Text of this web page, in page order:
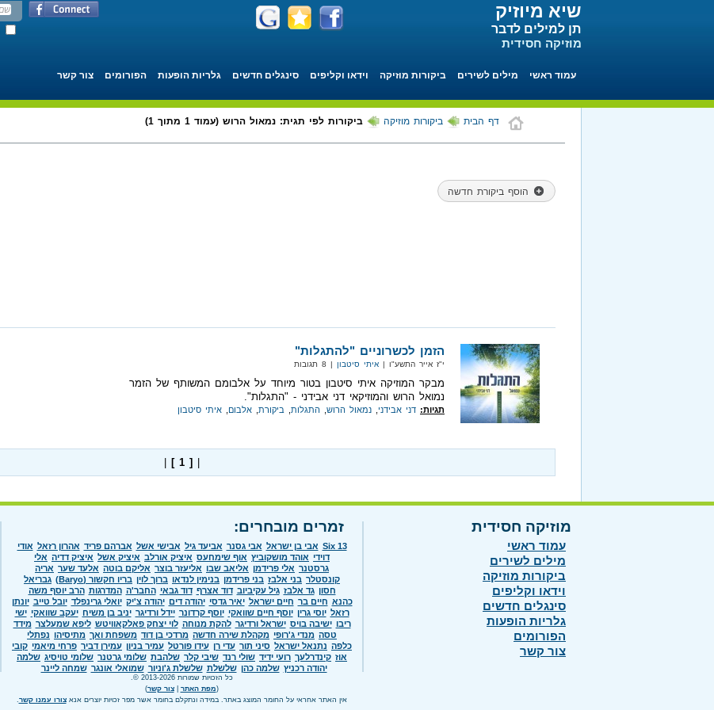
שיא מיוזיק
תן למילים לדבר
מוזיקה חסידית
עמוד ראשי מילים לשירים ביקורות מוזיקה וידאו וקליפים סינגלים חדשים גלריות הופעות הפורומים צור קשר
דף הבית ביקורות מוזיקה ביקורות לפי תגית: נמאול הרוש (עמוד 1 מתוך 1)
הוסף ביקורת חדשה
הזמן לכשרוניים "להתגלות"
י"ז אייר התשע"ו | איתי סיטבון | 8 תגובות
מבקר המוזיקה איתי סיטבון בטור מיוחד על אלבומם המשותף של הזמר
נמואל הרוש והמוזיקאי דני אבידני - "התגלות".
תגיות: דני אבידני נמאול הרוש התגלות ביקורת אלבום איתי סיטבון
[ 1 ]
מוזיקה חסידית
עמוד ראשי
מילים לשירים
ביקורות מוזיקה
וידאו וקליפים
סינגלים חדשים
גלריות הופעות
הפורומים
צור קשר
זמרים מובחרים:
Six 13 אבי בן ישראל אבי גסנר אביעד גיל אבישי אשל אברהם פריד אהרון רזאל אודי
דוידי אוהד מושקוביץ אוף שימחעס איציק אורלב איציק אשל איציק דדיה אלי
גרסטנר אלי פרידמן אליאב שבו אליעזר בוצר אליקם בוטה אלעד שער אריה
קונסטלר בני אלבז בני פרידמן בנימין לנדאו ברוך לוין בריו חקשור (Baryo)
גבריאל
חסון גד אלבז גיל עקיביוב דוד אצרף דוד גבאי החבר'ה המדרגות הרב יוסף משה
כהנא חיים בר חיים ישראל יאיר גדסי יהודה דים יהודה צ'יק יואלי גרינפלד יובל טייב יונתן
רזאל יוסי גרין יוסף חיים שוואקי יוסף קרדונר יידל ורדיגר יניב בן משיח יעקב שוואקי ישי
ריבו ישיבה בויס ישראל ורדיגר להקת מנוחה לוי יצחק פאלקאוויטש ליפא שמעלצר מידד
טסה מנדי ג'רופי מקהלת שירה חדשה מרדכי בן דוד משפחת ואך מתיסיהו נפתלי
כלפה נתנאל ישראל סיני תור עדי רן עידו פורטל עמיר בניון עמירן דביר פרחי מיאמי קובי
אוז קינדרלעך רועי ידיד שולי רנד שיבי קלר שלהבת שלומי גרטנר שלומי טויסיג שלמה
יהודה רכניץ שלמה כהן שלשלת שלשלת ג'וניור שמואלי אונגר שמחה ליינר
כל הזכויות שמורות 2013-2026 ©.
(מפת האתר |צור קשר)
אין האתר אחראי על החומר המוצג באתר. במידה ונתקלם בחומר אשר מפר זכויות יוצרים אנאצורו עמנו קשר.